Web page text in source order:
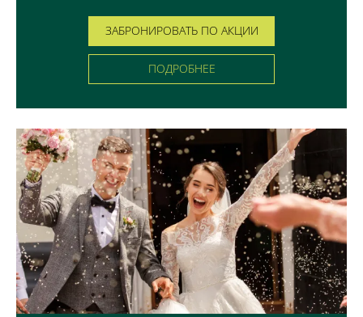
ЗАБРОНИРОВАТЬ ПО АКЦИИ
ПОДРОБНЕЕ